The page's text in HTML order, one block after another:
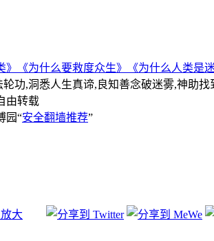
》 《为什么要救度众生》
《为什么人类是
功,洞悉人生真谛,良知善念破迷雾,神助找
由转载
园“安全翻墙推荐”